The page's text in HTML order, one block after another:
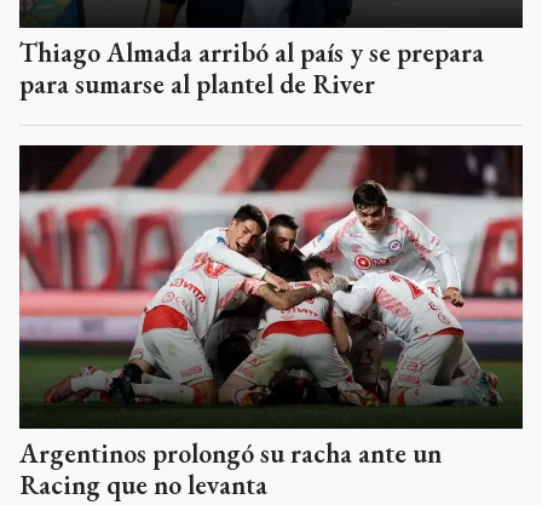
Thiago Almada arribó al país y se prepara
para sumarse al plantel de River
Argentinos prolongó su racha ante un
Racing que no levanta